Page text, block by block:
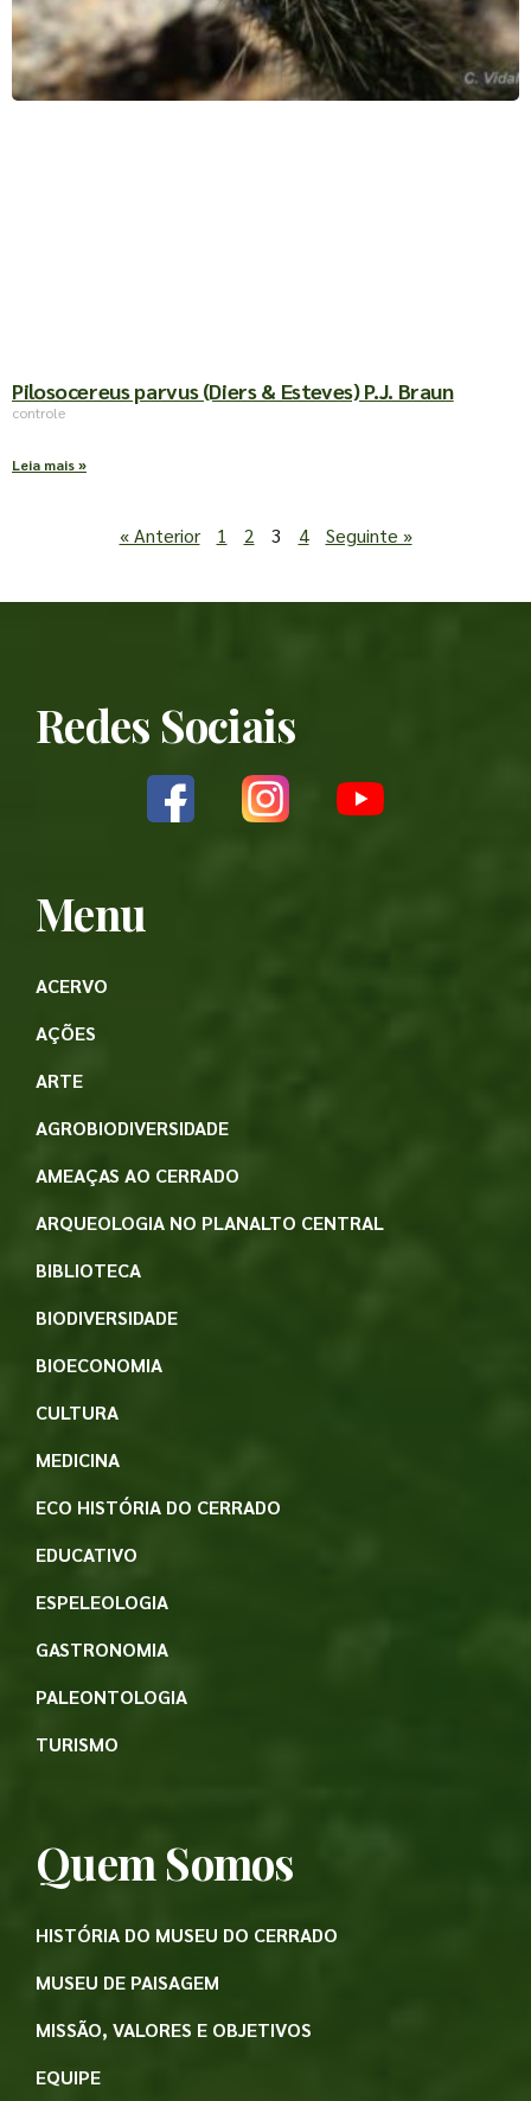
Pilosocereus parvus (Diers & Esteves) P.J. Braun
controle
Leia mais »
« Anterior 1 2 3 4 Seguinte »
Redes Sociais
Menu
ACERVO
AÇÕES
ARTE
AGROBIODIVERSIDADE
AMEAÇAS AO CERRADO
ARQUEOLOGIA NO PLANALTO CENTRAL
BIBLIOTECA
BIODIVERSIDADE
BIOECONOMIA
CULTURA
MEDICINA
ECO HISTÓRIA DO CERRADO
EDUCATIVO
ESPELEOLOGIA
GASTRONOMIA
PALEONTOLOGIA
TURISMO
Quem Somos
HISTÓRIA DO MUSEU DO CERRADO
MUSEU DE PAISAGEM
MISSÃO, VALORES E OBJETIVOS
EQUIPE